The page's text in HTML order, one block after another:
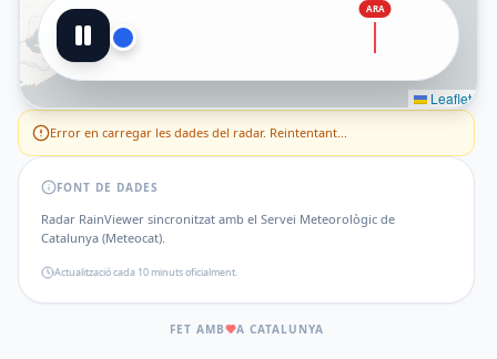
Leaflet
ARA
Error en carregar les dades del radar. Reintentant...
FONT DE DADES
Radar RainViewer sincronitzat amb el Servei Meteorològic de
Catalunya (Meteocat).
Actualització cada 10 minuts oficialment.
FET AMB A CATALUNYA